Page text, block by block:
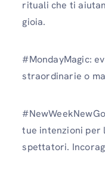
rituali che ti
gioia.
#MondayMagic:
straordinarie o
tue intenzioni per
spettatori.